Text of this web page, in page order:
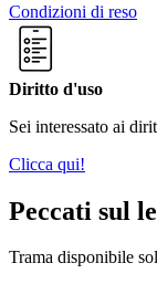
Condizioni di reso
Diritto d'uso
Sei interessato ai
Clicca qui!
Peccati sul
Trama disponibile